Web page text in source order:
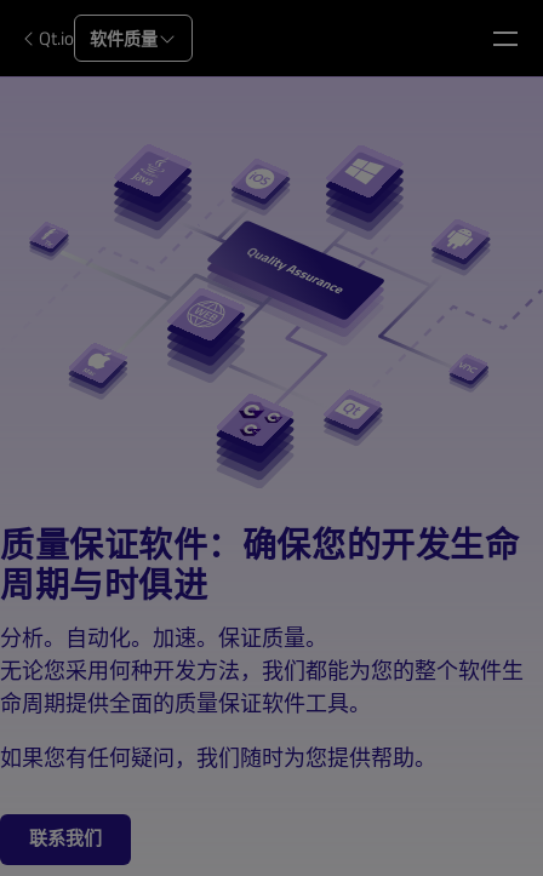
Qt.io 软件质量
质量保证软件：确保您的开发生命
周期与时俱进
分析。自动化。加速。保证质量。
无论您采用何种开发方法，我们都能为您的整个软件生
命周期提供全面的质量保证软件工具。
如果您有任何疑问，我们随时为您提供帮助。
联系我们